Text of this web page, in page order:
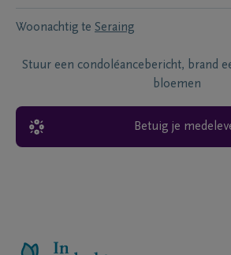
Woonachtig te Seraing
Stuur een condoléancebericht, brand
bloemen
Betuig je